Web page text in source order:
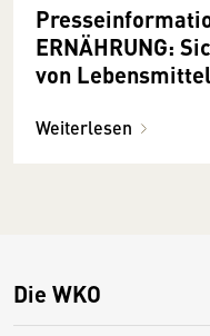
ERNÄHRUNG:
von
Weiterlesen
Die WKO